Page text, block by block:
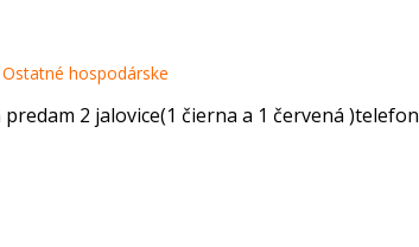
Ostatné hospodárske
2 jalovice(1 čierna a 1 červená )telefon